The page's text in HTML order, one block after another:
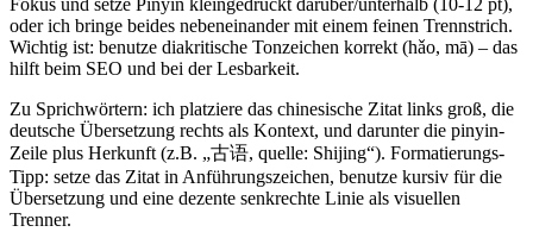
Fokus​ und setze Pinyin kleingedruckt darüber/unterhalb (10-12 ​pt),
oder ich bringe beides nebeneinander mit ⁢einem feinen Trennstrich.
⁣Wichtig ist: benutze diakritische Tonzeichen korrekt⁤ (hǎo,‍ mā) – das
hilft⁤ beim SEO und bei der Lesbarkeit.
Zu Sprichwörtern: ich platziere das chinesische Zitat ​links groß, die
deutsche Übersetzung rechts als Kontext, und ‌darunter‌ die pinyin-
Zeile plus Herkunft (z.B. „古语, quelle: Shijing“).⁢ Formatierungs-
Tipp: setze das Zitat⁤ in⁣ Anführungszeichen, benutze kursiv für⁣ die
Übersetzung ‍und eine dezente senkrechte Linie als visuellen
Trenner.